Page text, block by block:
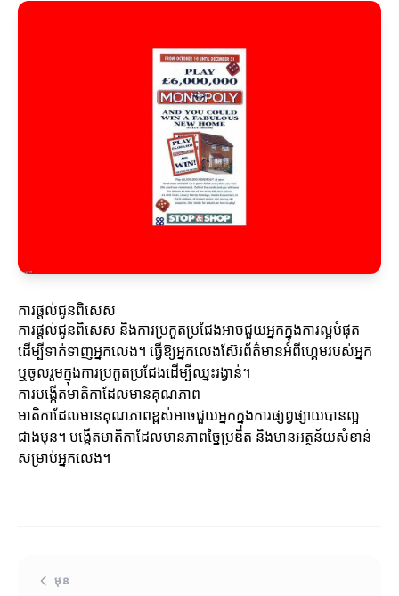
ការផ្តល់ជូនពិសេស
ការផ្តល់ជូនពិសេស និងការប្រកួតប្រជែងអាចជួយអ្នកក្នុងការល្អបំផុត
ដើម្បីទាក់ទាញអ្នកលេង។ ធ្វើឱ្យអ្នកលេងស៊ែរព័ត៌មានអំពីហ្គេមរបស់អ្នក
ឬចូលរួមក្នុងការប្រកួតប្រជែងដើម្បីឈ្នះរង្វាន់។
ការបង្កើតមាតិកាដែលមានគុណភាព
មាតិកាដែលមានគុណភាពខ្ពស់អាចជួយអ្នកក្នុងការផ្សព្វផ្សាយបានល្អ
ជាងមុន។ បង្កើតមាតិកាដែលមានភាពច្នៃប្រឌិត និងមានអត្ថន័យសំខាន់
សម្រាប់អ្នកលេង។
មុន